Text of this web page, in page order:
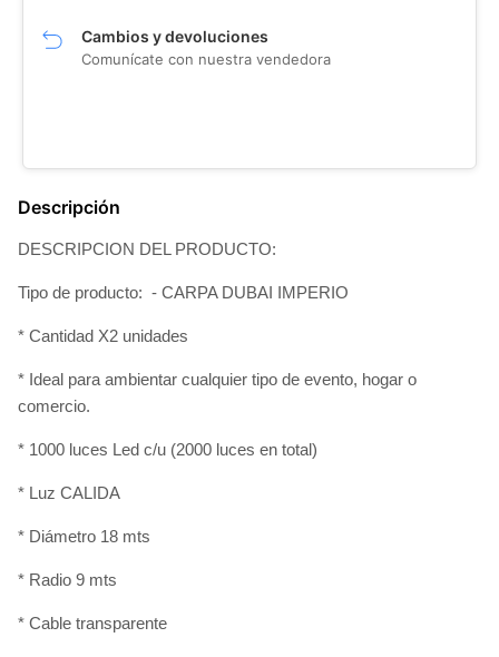
Cambios y devoluciones
Comunícate con nuestra vendedora
Descripción
DESCRIPCION DEL PRODUCTO:
Tipo de producto: - CARPA DUBAI IMPERIO
* Cantidad X2 unidades
* Ideal para ambientar cualquier tipo de evento, hogar o
comercio.
* 1000 luces Led c/u (2000 luces en total)
* Luz CALIDA
* Diámetro 18 mts
* Radio 9 mts
* Cable transparente